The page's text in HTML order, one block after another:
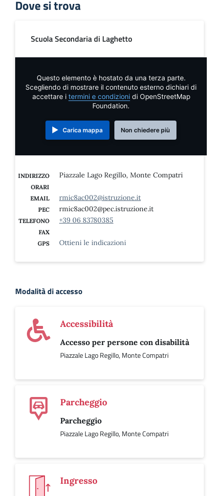
Dove si trova
Scuola Secondaria di Laghetto
Questo elemento è hostato da una terza parte.
Scegliendo di mostrare il contenuto esterno dichiari di
accettare i termini e condizionidi OpenStreetMap
Foundation.
Carica mappa Non chiedere più
INDIRIZZO Piazzale Lago Regillo, Monte Compatri
ORARI
EMAIL
rmic8ac002@istruzione.it
PEC rmic8ac002@pec.istruzione.it
TELEFONO +39 06 83780385
FAX
GPS
Ottieni le indicazioni
Modalità di accesso
Accessibilità
Accesso per persone con disabilità
Piazzale Lago Regillo, Monte Compatri
Parcheggio
Parcheggio
Piazzale Lago Regillo, Monte Compatri
Ingresso